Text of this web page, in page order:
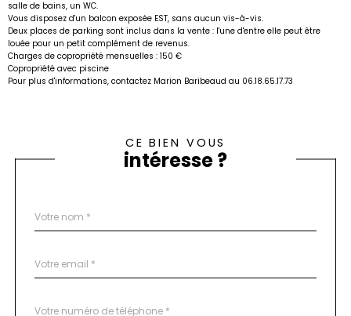
salle de bains, un WC.
Vous disposez d'un balcon exposée EST, sans aucun vis-à-vis.
Deux places de parking sont inclus dans la vente : l'une d'entre elle peut être
louée pour un petit complément de revenus.
Charges de copropriété mensuelles : 150 €
Copropriété avec piscine
Pour plus d'informations, contactez Marion Baribeaud au 06.18.65.17.73
CE BIEN VOUS
intéresse ?
par
*
*
*